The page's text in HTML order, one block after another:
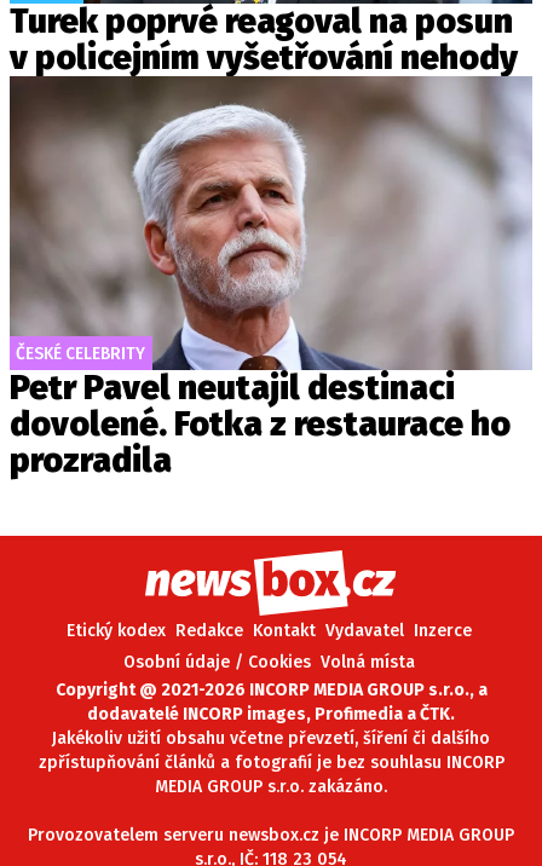
Turek poprvé reagoval na posun
v policejním vyšetřování nehody
ČESKÉ CELEBRITY
Petr Pavel neutajil destinaci
dovolené. Fotka z restaurace ho
prozradila
Etický kodex Redakce Kontakt Vydavatel Inzerce
Osobní údaje / Cookies Volná místa
Copyright @ 2021-2026 INCORP MEDIA GROUP s.r.o., a
dodavatelé INCORP images, Profimedia a ČTK.
Jakékoliv užití obsahu včetne převzetí, šíření či dalšího
zpřístupňování článků a fotografií je bez souhlasu INCORP
MEDIA GROUP s.r.o. zakázáno.
Provozovatelem serveru newsbox.cz je INCORP MEDIA GROUP
s.r.o., IČ: 118 23 054